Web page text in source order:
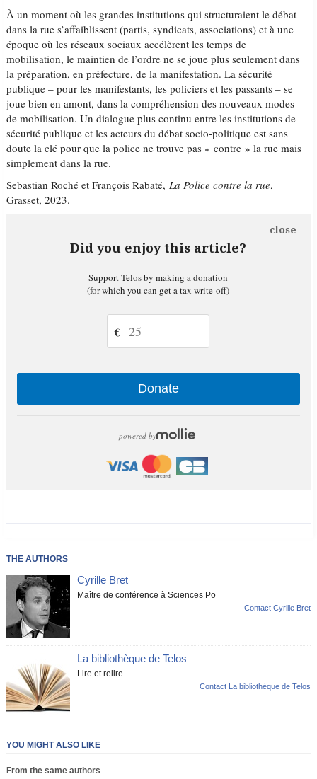
À un moment où les grandes institutions qui structuraient le débat
dans la rue s’affaiblissent (partis, syndicats, associations) et à une
époque où les réseaux sociaux accélèrent les temps de
mobilisation, le maintien de l’ordre ne se joue plus seulement dans
la préparation, en préfecture, de la manifestation. La sécurité
publique – pour les manifestants, les policiers et les passants – se
joue bien en amont, dans la compréhension des nouveaux modes
de mobilisation. Un dialogue plus continu entre les institutions de
sécurité publique et les acteurs du débat socio-politique est sans
doute la clé pour que la police ne trouve pas « contre » la rue mais
simplement dans la rue.
Sebastian Roché et François Rabaté,La Police contre la rue,
Grasset, 2023.
Did you enjoy this article?
close
Support Telos by making a donation
(for which you can get a tax write-off)
€
Donate
powered by
THE AUTHORS
Cyrille Bret
Maître de conférence à Sciences Po
Contact Cyrille Bret
La bibliothèque de Telos
Lire et relire.
Contact La bibliothèque de Telos
YOU MIGHT ALSO LIKE
From the same authors